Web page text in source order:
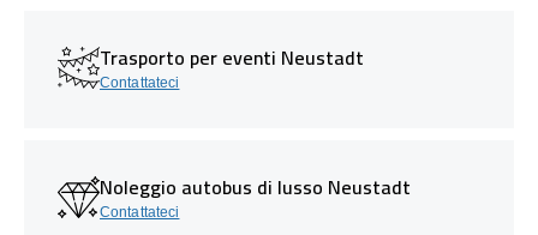
Trasporto per eventi Neustadt
Contattateci
Noleggio autobus di lusso Neustadt
Contattateci